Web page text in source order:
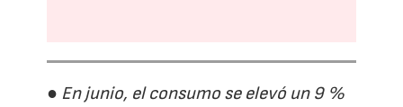
● En junio, el consumo se elevó un 9 %